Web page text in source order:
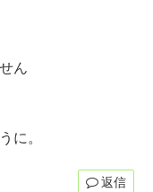
ん
に。
返信